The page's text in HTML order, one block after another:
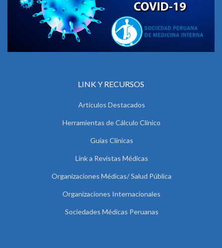
LINK Y RECURSOS
Artículos Destacados
Herramientas de Cálculo Clínico
Guías Clínicas
Link a Revistas Médicas
Organizaciones Médicas/ Salud Pública
Organizaciones Internacionales
Sociedades Médicas Peruanas